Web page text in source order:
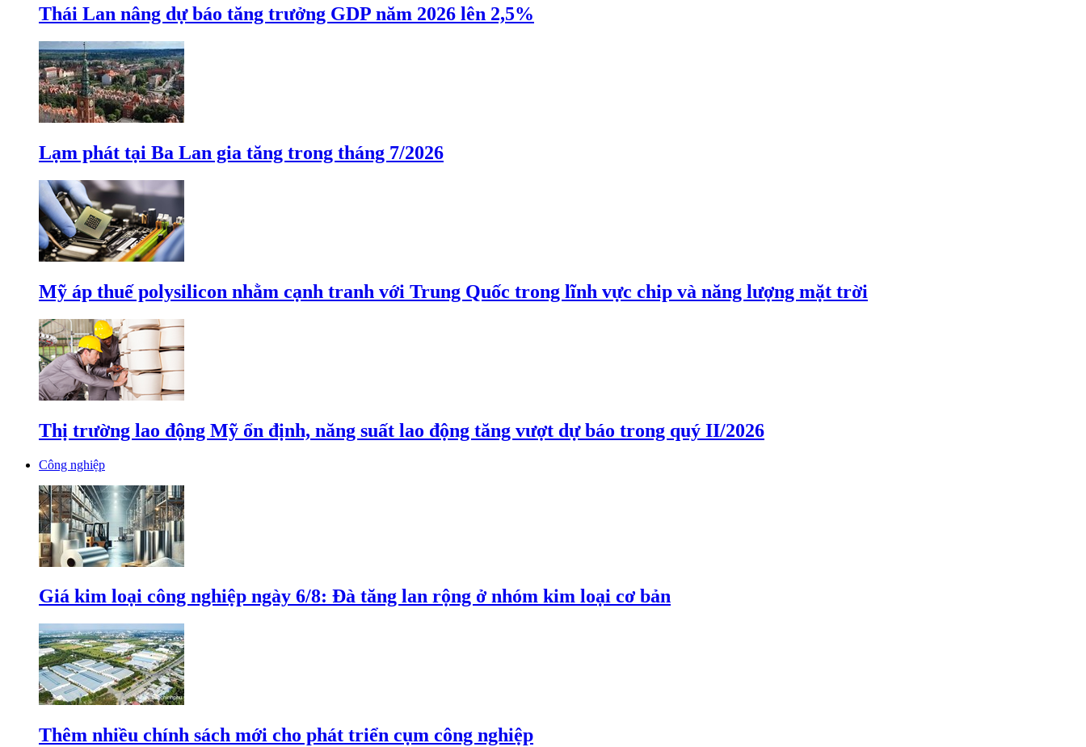
Thái Lan nâng dự báo tăng trưởng GDP năm 2026 lên 2,5%
Lạm phát tại Ba Lan gia tăng trong tháng 7/2026
Mỹ áp thuế polysilicon nhằm cạnh tranh với Trung Quốc trong lĩnh vực chip và năng lượng mặt trời
Thị trường lao động Mỹ ổn định, năng suất lao động tăng vượt dự báo trong quý II/2026
Công nghiệp
Giá kim loại công nghiệp ngày 6/8: Đà tăng lan rộng ở nhóm kim loại cơ bản
Thêm nhiều chính sách mới cho phát triển cụm công nghiệp